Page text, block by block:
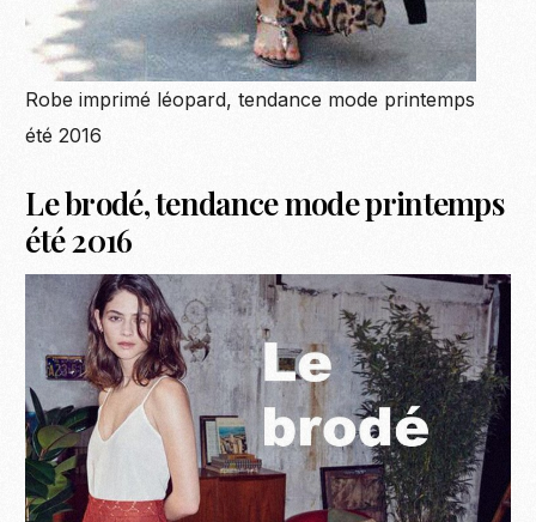
Robe imprimé léopard, tendance mode printemps
été 2016
Le brodé, tendance mode printemps
été 2016